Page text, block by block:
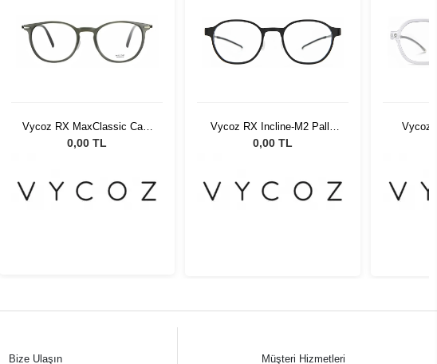
Vycoz RX MaxClassic Cara
Sage 51
0,00 TL
Vycoz RX Incline-M2 Pally
MBLK 50-20
0,00 TL
Vycoz
Bize Ulaşın
Müşteri Hizmetleri